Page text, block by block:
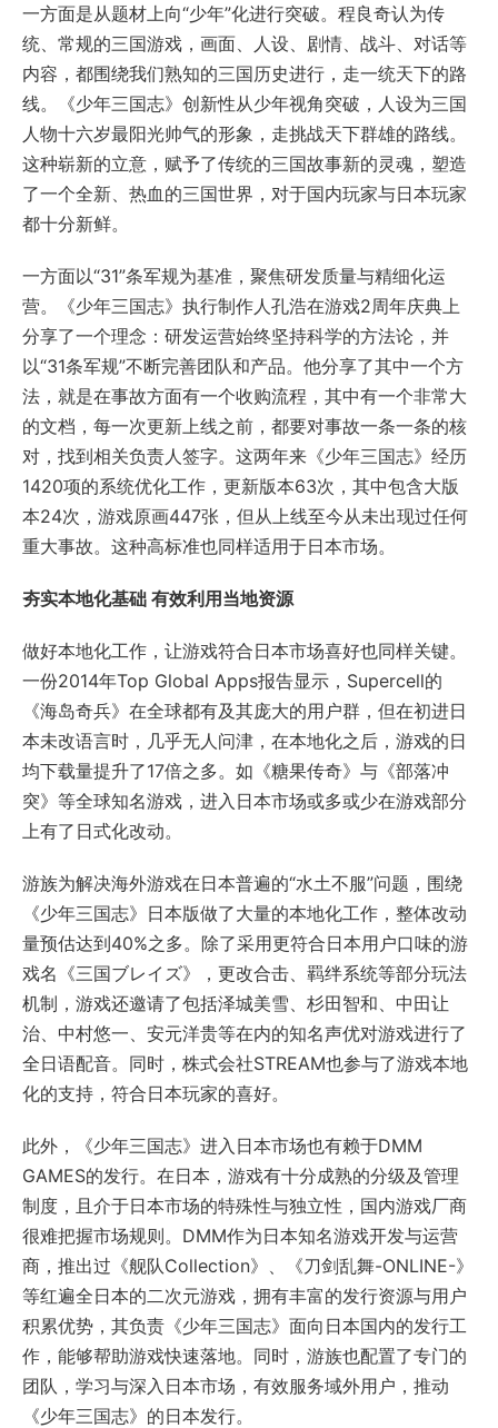
一方面是从题材上向“少年”化进行突破。程良奇认为传
统、常规的三国游戏，画面、人设、剧情、战斗、对话等
内容，都围绕我们熟知的三国历史进行，走一统天下的路
线。《少年三国志》创新性从少年视角突破，人设为三国
人物十六岁最阳光帅气的形象，走挑战天下群雄的路线。
这种崭新的立意，赋予了传统的三国故事新的灵魂，塑造
了一个全新、热血的三国世界，对于国内玩家与日本玩家
都十分新鲜。
一方面以“31”条军规为基准，聚焦研发质量与精细化运
营。《少年三国志》执行制作人孔浩在游戏2周年庆典上
分享了一个理念：研发运营始终坚持科学的方法论，并
以“31条军规”不断完善团队和产品。他分享了其中一个方
法，就是在事故方面有一个收购流程，其中有一个非常大
的文档，每一次更新上线之前，都要对事故一条一条的核
对，找到相关负责人签字。这两年来《少年三国志》经历
1420项的系统优化工作，更新版本63次，其中包含大版
本24次，游戏原画447张，但从上线至今从未出现过任何
重大事故。这种高标准也同样适用于日本市场。
夯实本地化基础 有效利用当地资源
做好本地化工作，让游戏符合日本市场喜好也同样关键。
一份2014年Top Global Apps报告显示，Supercell的
《海岛奇兵》在全球都有及其庞大的用户群，但在初进日
本未改语言时，几乎无人问津，在本地化之后，游戏的日
均下载量提升了17倍之多。如《糖果传奇》与《部落冲
突》等全球知名游戏，进入日本市场或多或少在游戏部分
上有了日式化改动。
游族为解决海外游戏在日本普遍的“水土不服”问题，围绕
《少年三国志》日本版做了大量的本地化工作，整体改动
量预估达到40%之多。除了采用更符合日本用户口味的游
戏名《三国ブレイズ》，更改合击、羁绊系统等部分玩法
机制，游戏还邀请了包括泽城美雪、杉田智和、中田让
治、中村悠一、安元洋贵等在内的知名声优对游戏进行了
全日语配音。同时，株式会社STREAM也参与了游戏本地
化的支持，符合日本玩家的喜好。
此外，《少年三国志》进入日本市场也有赖于DMM
GAMES的发行。在日本，游戏有十分成熟的分级及管理
制度，且介于日本市场的特殊性与独立性，国内游戏厂商
很难把握市场规则。DMM作为日本知名游戏开发与运营
商，推出过《舰队Collection》、《刀剑乱舞-ONLINE-》
等红遍全日本的二次元游戏，拥有丰富的发行资源与用户
积累优势，其负责《少年三国志》面向日本国内的发行工
作，能够帮助游戏快速落地。同时，游族也配置了专门的
团队，学习与深入日本市场，有效服务域外用户，推动
《少年三国志》的日本发行。